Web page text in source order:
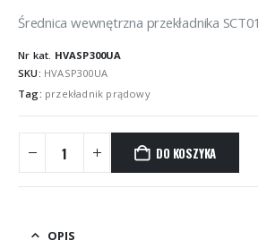
Średnica wewnętrzna przekładnika
Nr kat. HVASP300UA
SKU: HVASP300UA
Tag: przekładnik prądowy
DO KOSZYKA
OPIS